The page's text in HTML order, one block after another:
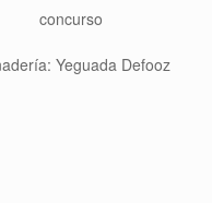
concurso
Yeguada Defooz